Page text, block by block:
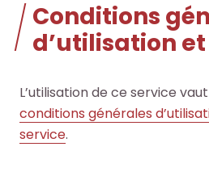
Conditions
d’utilisation
L’utilisation de ce service
conditions générales
service.